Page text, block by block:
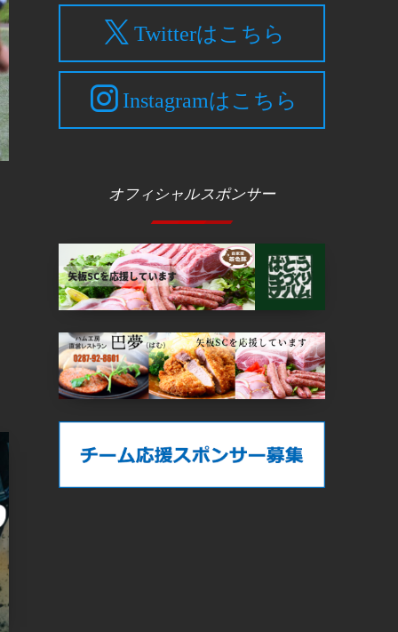
Twitterはこちら
Instagramはこちら
オフィシャルスポンサー